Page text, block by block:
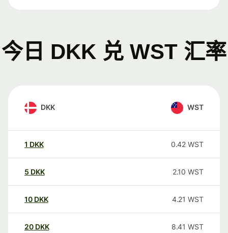
今日 DKK 兑 WST 汇率
DKK WST
1 DKK 0.42 WST
5 DKK 2.10 WST
10 DKK 4.21 WST
20 DKK 8.41 WST